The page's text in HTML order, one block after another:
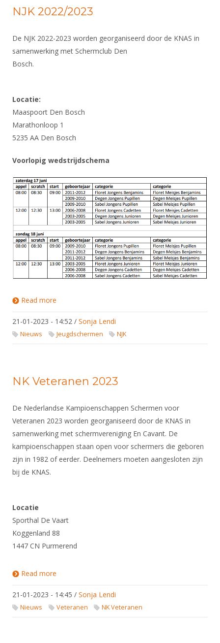
NJK 2022/2023
De NJK 2022-2023 worden georganiseerd door de KNAS in
samenwerking met Schermclub Den
Bosch.
Locatie:
Maaspoort Den Bosch
Marathonloop 1
5235 AA Den Bosch
Voorlopig wedstrijdschema
Read more
21-01-2023 - 14:52 / Sonja Lendi
Nieuws Jeugdschermen NJK
NK Veteranen 2023
De Nederlandse Kampioenschappen Schermen voor
Veteranen 2023 worden georganiseerd door de KNAS in
samenwerking met schermvereniging En Cavant. De
kampioenschappen staan open voor schermers die geboren
zijn in 1982 of eerder. Deelnemers moeten aangesloten zijn
bij de KNAS.
Locatie
Sporthal De Vaart
Koggenland 88
1447 CN Purmerend
Read more
21-01-2023 - 14:45 / Sonja Lendi
Nieuws Veteranen NK Veteranen